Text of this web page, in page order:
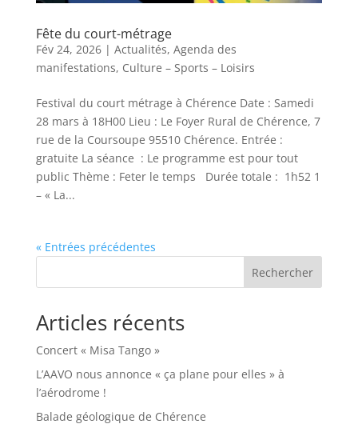
Fête du court-métrage
Fév 24, 2026| Actualités, Agenda des
manifestations, Culture – Sports – Loisirs
Festival du court métrage à Chérence Date : Samedi
28 mars à 18H00 Lieu : Le Foyer Rural de Chérence, 7
rue de la Coursoupe 95510 Chérence. Entrée :
gratuite La séance : Le programme est pour tout
public Thème : Feter le temps Durée totale : 1h52 1
– « La...
« Entrées précédentes
Rechercher
Articles récents
Concert « Misa Tango »
L’AAVO nous annonce « ça plane pour elles » à
l’aérodrome !
Balade géologique de Chérence